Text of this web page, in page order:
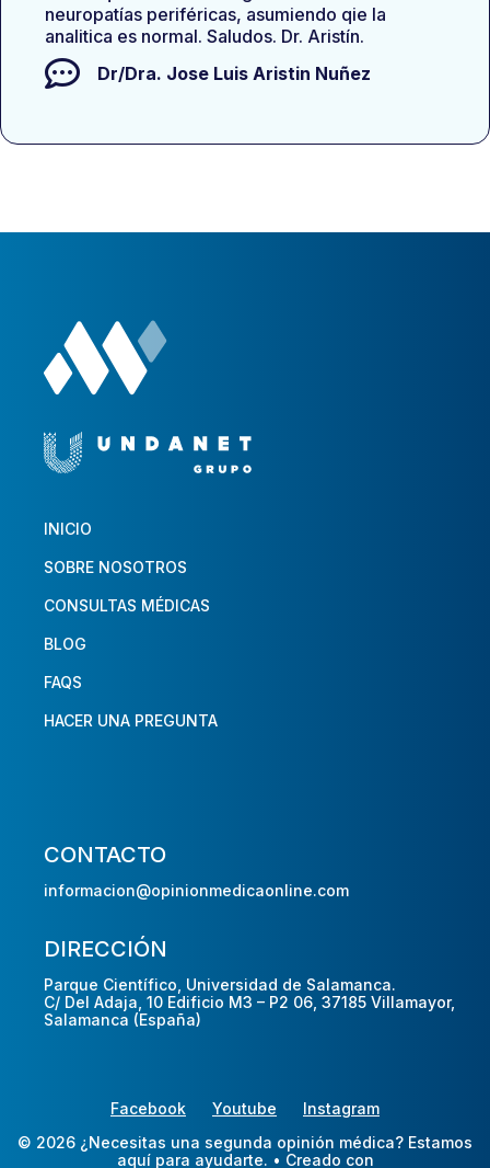
neuropatías periféricas, asumiendo qie la
analitica es normal. Saludos. Dr. Aristín.
Dr/Dra. Jose Luis Aristin Nuñez
INICIO
SOBRE NOSOTROS
CONSULTAS MÉDICAS
BLOG
FAQS
HACER UNA PREGUNTA
CONTACTO
informacion@opinionmedicaonline.com
DIRECCIÓN
Parque Científico, Universidad de Salamanca.
C/ Del Adaja, 10 Edificio M3 – P2 06, 37185 Villamayor,
Salamanca (España)
Facebook Youtube
Instagram
© 2026 ¿Necesitas una segunda opinión médica? Estamos
aquí para ayudarte. • Creado con